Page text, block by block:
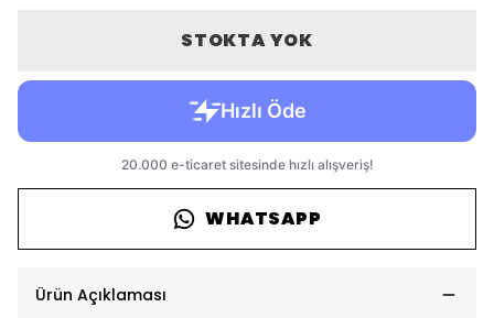
STOKTA YOK
WHATSAPP
Ürün Açıklaması